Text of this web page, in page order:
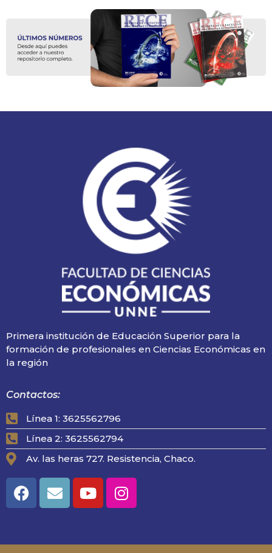
Primera institución de Educación Superior para la
formación de profesionales en Ciencias Económicas en
la región
Contactos:
Línea 1: 3625562796
Línea 2: 3625562794
Av. las heras 727. Resistencia, Chaco.